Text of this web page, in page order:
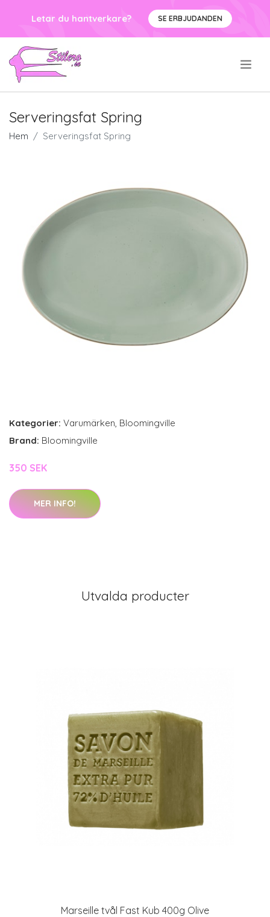
Letar du hantverkare? SE ERBJUDANDEN
Serveringsfat Spring
Hem Serveringsfat Spring
Kategorier: Varumärken, Bloomingville
Brand: Bloomingville
350 SEK
MER INFO!
Utvalda producter
Marseille tvål Fast Kub 400g Olive